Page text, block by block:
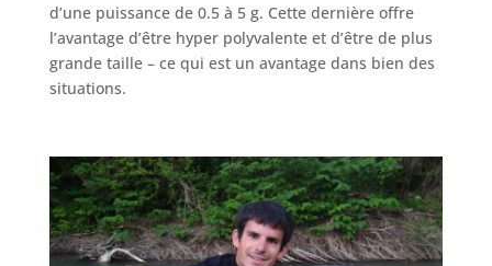
d’une puissance de 0.5 à 5 g. Cette dernière offre
l’avantage d’être hyper polyvalente et d’être de plus
grande taille – ce qui est un avantage dans bien des
situations.